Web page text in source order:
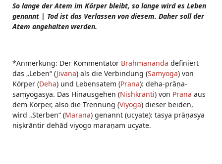
So lange der Atem im Körper bleibt, so lange wird es Leben
genannt | Tod ist das Verlassen von diesem. Daher soll der
Atem angehalten werden.
*Anmerkung: Der Kommentator Brahmananda definiert
das „Leben“ (Jivana) als die Verbindung (Samyoga) von
Körper (Deha) und Lebensatem (Prana): deha-prāṇa-
saṃyogasya. Das Hinausgehen (Nishkranti) von Prana aus
dem Körper, also die Trennung (Viyoga) dieser beiden,
wird „Sterben“ (Marana) genannt (ucyate): tasya prāṇasya
niṣkrāntir dehād viyogo maraṇam ucyate.